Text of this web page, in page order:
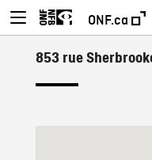
ONF.ca
853 rue